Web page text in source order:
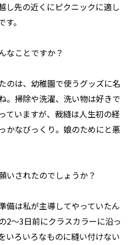
し先の近くにピクニックに適し
。
なことですか？
のは、幼稚園で使うグッズに名
。掃除や洗濯、洗い物は好きで
ていますが、裁縫は人生初の経
かなびっくり。娘のためにと悪
いされたのでしょうか？
備は私が主導してやっていたん
2〜3日前にクラスカラーに沿っ
いろいろなものに縫い付けない